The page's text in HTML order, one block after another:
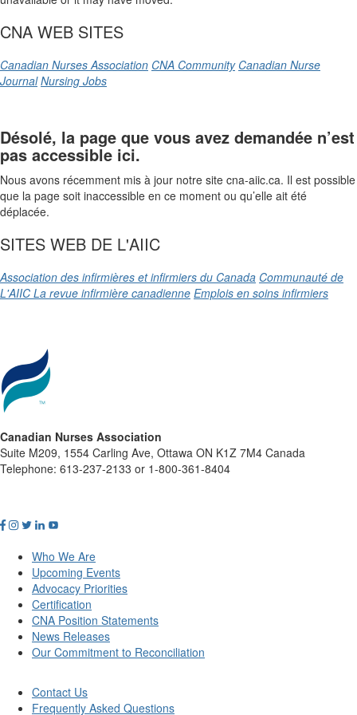
CNA WEB SITES
Canadian Nurses Association CNA Community Canadian Nurse
Journal Nursing Jobs
Désolé, la page que vous avez demandée n’est
pas accessible ici.
Nous avons récemment mis à jour notre site cna-aiic.ca. Il est possible
que la page soit inaccessible en ce moment ou qu’elle ait été
déplacée.
SITES WEB DE L'AIIC
Association des infirmières et infirmiers du Canada Communauté de
L'AIIC La revue infirmière canadienne Emplois en soins infirmiers
Canadian Nurses Association
Suite M209, 1554 Carling Ave, Ottawa ON K1Z 7M4 Canada
Telephone: 613-237-2133 or 1-800-361-8404
Who We Are
Upcoming Events
Advocacy Priorities
Certification
CNA Position Statements
News Releases
Our Commitment to Reconciliation
Contact Us
Frequently Asked Questions